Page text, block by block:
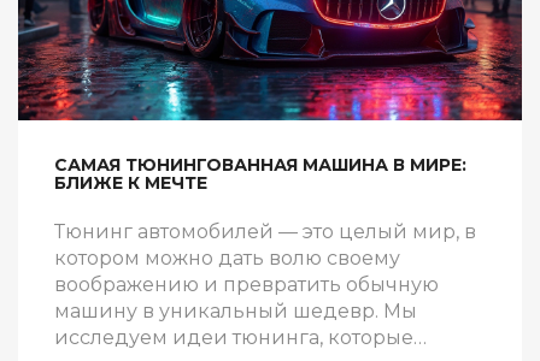
САМАЯ ТЮНИНГОВАННАЯ МАШИНА В МИРЕ:
БЛИЖЕ К МЕЧТЕ
Тюнинг автомобилей — это целый мир, в
котором можно дать волю своему
воображению и превратить обычную
машину в уникальный шедевр. Мы
исследуем идеи тюнинга, которые